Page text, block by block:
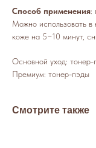
Способ применения:
Можно использовать в
коже на 5−10 минут,
Основной уход: тонер-
Премиум: тонер-пэды
Смотрите также